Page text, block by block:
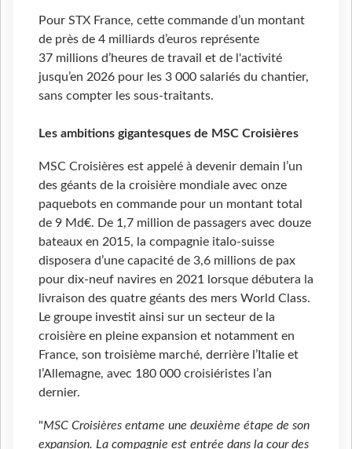
Pour STX France, cette commande d’un montant
de près de 4 milliards d’euros représente
37 millions d’heures de travail et de l'activité
jusqu’en 2026 pour les 3 000 salariés du chantier,
sans compter les sous-traitants.
Les ambitions gigantesques de MSC Croisières
MSC Croisières est appelé à devenir demain l’un
des géants de la croisière mondiale avec onze
paquebots en commande pour un montant total
de 9 Md€. De 1,7 million de passagers avec douze
bateaux en 2015, la compagnie italo-suisse
disposera d’une capacité de 3,6 millions de pax
pour dix-neuf navires en 2021 lorsque débutera la
livraison des quatre géants des mers World Class.
Le groupe investit ainsi sur un secteur de la
croisière en pleine expansion et notamment en
France, son troisième marché, derrière l’Italie et
l’Allemagne, avec 180 000 croisiéristes l’an
dernier.
"MSC Croisières entame une deuxième étape de son
expansion. La compagnie est entrée dans la cour des